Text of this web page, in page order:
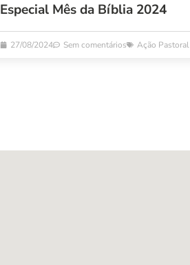
Especial Mês da Bíblia 2024
27/08/2024 Sem comentários Ação Pastoral